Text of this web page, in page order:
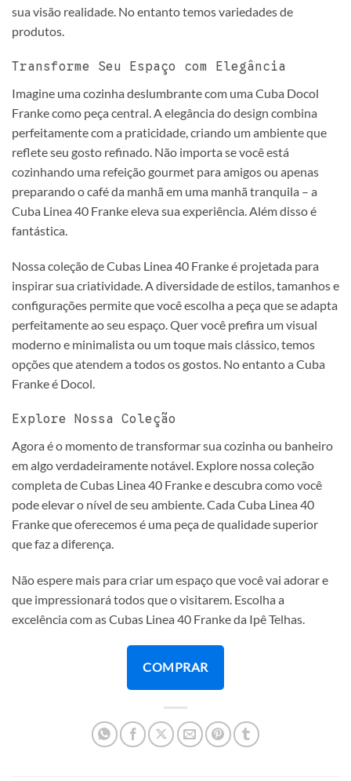
sua visão realidade. No entanto temos variedades de
produtos.
Transforme Seu Espaço com Elegância
Imagine uma cozinha deslumbrante com uma Cuba Docol
Franke como peça central. A elegância do design combina
perfeitamente com a praticidade, criando um ambiente que
reflete seu gosto refinado. Não importa se você está
cozinhando uma refeição gourmet para amigos ou apenas
preparando o café da manhã em uma manhã tranquila – a
Cuba Linea 40 Franke eleva sua experiência. Além disso é
fantástica.
Nossa coleção de Cubas Linea 40 Franke é projetada para
inspirar sua criatividade. A diversidade de estilos, tamanhos e
configurações permite que você escolha a peça que se adapta
perfeitamente ao seu espaço. Quer você prefira um visual
moderno e minimalista ou um toque mais clássico, temos
opções que atendem a todos os gostos. No entanto a Cuba
Franke é Docol.
Explore Nossa Coleção
Agora é o momento de transformar sua cozinha ou banheiro
em algo verdadeiramente notável. Explore nossa coleção
completa de Cubas Linea 40 Franke e descubra como você
pode elevar o nível de seu ambiente. Cada Cuba Linea 40
Franke que oferecemos é uma peça de qualidade superior
que faz a diferença.
Não espere mais para criar um espaço que você vai adorar e
que impressionará todos que o visitarem. Escolha a
excelência com as Cubas Linea 40 Franke da Ipê Telhas.
COMPRAR